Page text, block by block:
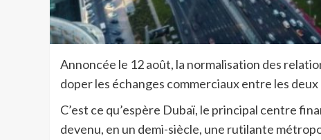
Annoncée le 12 août, la normalisation des
doper les échanges commerciaux entre les deux
C’est ce qu’espère Dubaï, le principal centre
devenu, en un demi-siècle, une rutilante